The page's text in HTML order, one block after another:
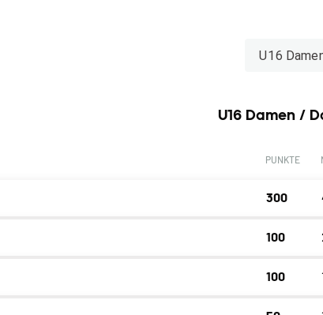
U16
U16 Damen /
PUNKTE
300
100
100 1